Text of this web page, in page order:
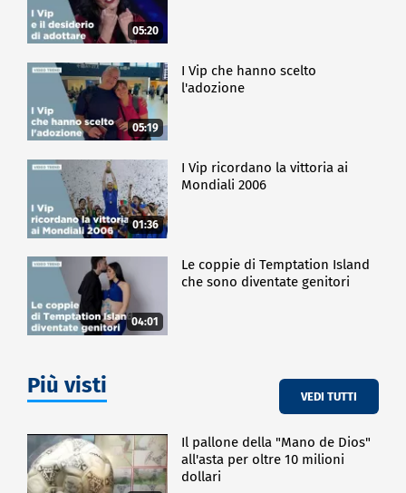
05:20
05:19
I Vip che hanno scelto
l'adozione
01:36
I Vip ricordano la vittoria ai
Mondiali 2006
04:01
Le coppie di Temptation Island
che sono diventate genitori
Più visti VEDI TUTTI
Il pallone della "Mano de Dios"
all'asta per oltre 10 milioni
dollari